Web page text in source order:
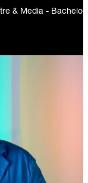
& Media - Bachelor